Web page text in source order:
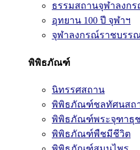
ธรรมสถานจุฬาลงก
อุทยาน 100 ปี จุฬาฯ
จุฬาลงกรณ์ราชบรร
พิพิธภัณฑ์
นิทรรศสถาน
พิพิธภัณฑ์ชลทัศนสถ
พิพิธภัณฑ์พระจุฑาธุ
พิพิธภัณฑ์พืชมีชีวิต